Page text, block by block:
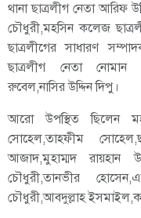
থানা ছাত্রলীগ নেতা আরিফ
চৌধুরী,মহসিন কলেজ
ছাত্রলীগের সাধারণ
ছাত্রলীগ নেতা নোমান
রুবেল,নাসির উদ্দিন দিপু।
আরো উপস্থিত ছিলেন
সোহেল,তাহফীম
আজাদ,মুহাম্মদ রায়হান
চৌধুরী,তানভীর
চৌধুরী,আবদুল্লাহ